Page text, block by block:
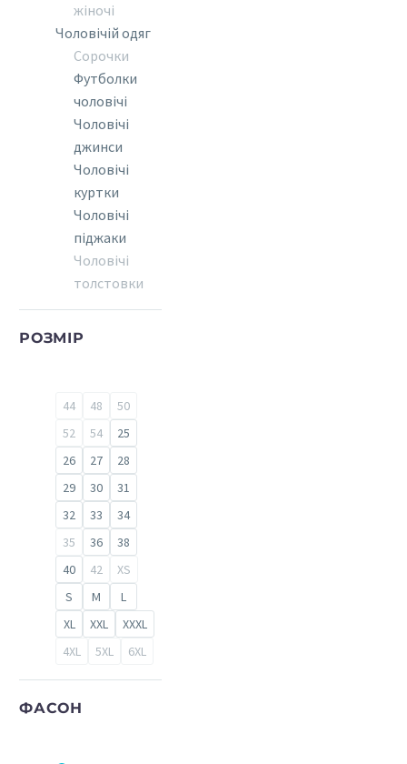
жіночі
Чоловічій одяг
Сорочки
Футболки
чоловічі
Чоловічі
джинси
Чоловічі
куртки
Чоловічі
піджаки
Чоловічі
толстовки
РОЗМІР
44 48
50
52
54
25
26
27
28
29
30
31
32
33
34
35
36
38
40
42
XS
S
M
L
XL
XXL
XXXL
4XL
5XL 6XL
ФАСОН